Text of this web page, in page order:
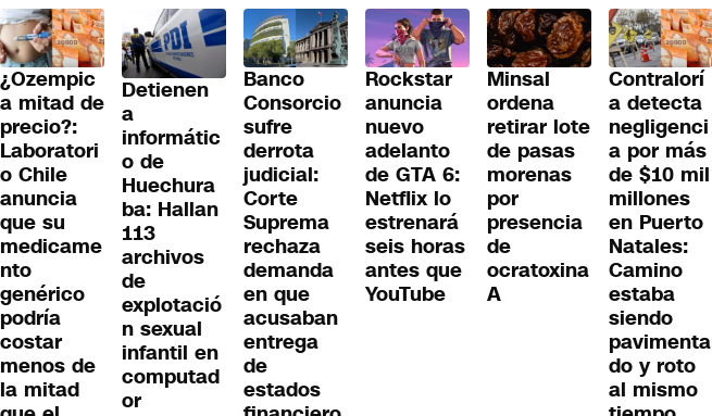
¿Ozempic
a mitad de
precio?:
Laboratori
o Chile
anuncia
que su
medicame
nto
genérico
podría
costar
menos de
la mitad
Detienen
a
informátic
o de
Huechura
ba: Hallan
113
archivos
de
explotació
n sexual
infantil en
computad
or
Banco
Consorcio
sufre
derrota
judicial:
Corte
Suprema
rechaza
demanda
en que
acusaban
entrega
de
estados
Rockstar
anuncia
nuevo
adelanto
de GTA 6:
Netflix lo
estrenará
seis horas
antes que
YouTube
Minsal
ordena
retirar lote
de pasas
morenas
por
presencia
de
ocratoxina
A
Contralorí
a detecta
negligenci
a por más
de $10 mil
millones
en Puerto
Natales:
Camino
estaba
siendo
pavimenta
do y roto
al mismo